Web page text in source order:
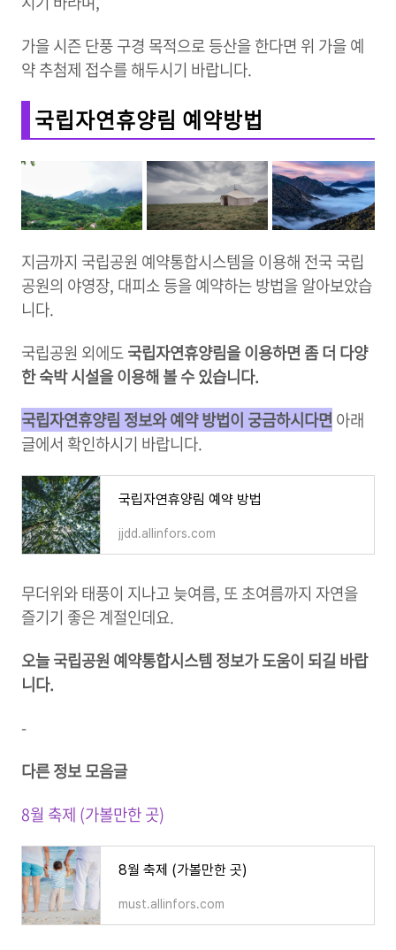
가을 시즌 단풍 구경 목적으로 등산을 한다면 위 가을 예
약 추첨제 접수를 해두시기 바랍니다.
국립자연휴양림 예약방법
지금까지 국립공원 예약통합시스템을 이용해 전국 국립
공원의 야영장, 대피소 등을 예약하는 방법을 알아보았습
니다.
국립공원 외에도국립자연휴양림을 이용하면 좀 더 다양
한 숙박 시설을 이용해 볼 수 있습니다.
국립자연휴양림 정보와 예약 방법이 궁금하시다면아래
글에서 확인하시기 바랍니다.
국립자연휴양림 예약 방법
jjdd.allinfors.com
무더위와 태풍이 지나고 늦여름, 또 초여름까지 자연을
즐기기 좋은 계절인데요.
오늘 국립공원 예약통합시스템 정보가 도움이 되길 바랍
니다.
-
다른 정보 모음글
8월 축제 (가볼만한 곳)
8월 축제 (가볼만한 곳)
must.allinfors.com